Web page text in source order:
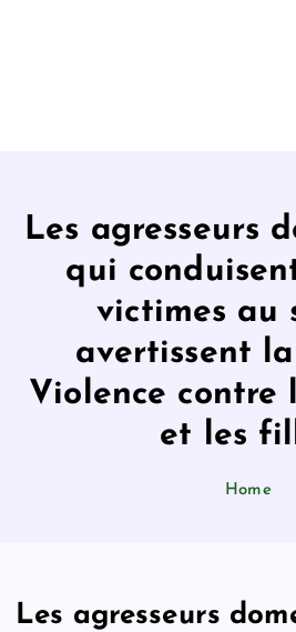
Les agresseurs
qui
victimes au
avertissent la
Violence contre
et les
Home
Les agresseurs